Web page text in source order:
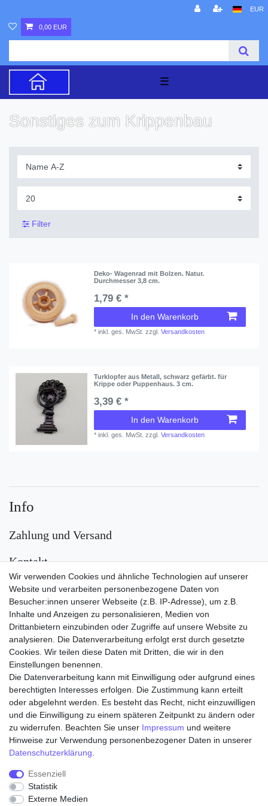
EUR
0,00 EUR
☰
Sonstiges zum Krippenbau
Filter
Deko- Wagenrad mit Bolzen. Natur.
Durchmesser 3,8 cm.
1,79 € *
In den Warenkorb
*inkl. ges. MwSt. zzgl.Versandkosten
Turklopfer aus Metall, schwarz gefärbt. für
Krippe oder Puppenhaus. 3 cm.
3,39 € *
In den Warenkorb
*inkl. ges. MwSt. zzgl.Versandkosten
Wir verwenden Cookies und ähnliche Technologien auf unserer
Website und verarbeiten personenbezogene Daten von
Besucher:innen unserer Webseite (z.B. IP-Adresse), um z.B.
Inhalte und Anzeigen zu personalisieren, Medien von
Drittanbietern einzubinden oder Zugriffe auf unsere Website zu
analysieren. Die Datenverarbeitung erfolgt erst durch gesetzte
Cookies. Wir teilen diese Daten mit Dritten, die wir in den
Einstellungen benennen.
Die Datenverarbeitung kann mit Einwilligung oder aufgrund eines
berechtigten Interesses erfolgen. Die Zustimmung kann erteilt
oder abgelehnt werden. Es besteht das Recht, nicht einzuwilligen
und die Einwilligung zu einem späteren Zeitpunkt zu ändern oder
zu widerrufen. Beachten Sie unser Impressum und weitere
Hinweise zur Verwendung personenbezogener Daten in unserer
Daten­schutz­erklärung
Essenziell
Statistik
Externe Medien
Info
Zahlung und Versand
Kontakt
Versand
Zahlungsarten